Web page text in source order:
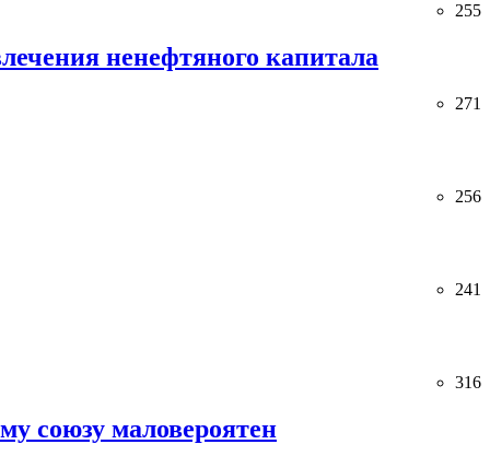
255
ненефтяного капитала
271
256
241
316
союзу маловероятен